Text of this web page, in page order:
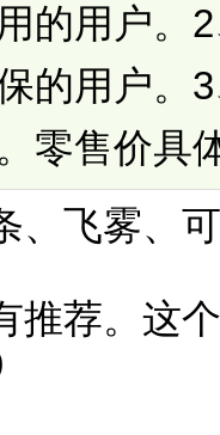
的用户。
的用户。
零售价具
、飞雾、
推荐。这